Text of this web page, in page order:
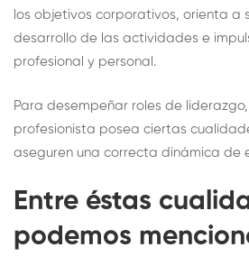
los objetivos corporativos, orienta a
desarrollo de las actividades e
profesional y personal.
Para desempeñar roles de
profesionista posea ciertas
aseguren una correcta dinámica de
Entre éstas
podemos